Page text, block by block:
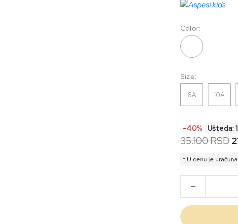
Size:
8A 10A
Color:
-40% Ušteda:
35.100 RSD
* U cenu je